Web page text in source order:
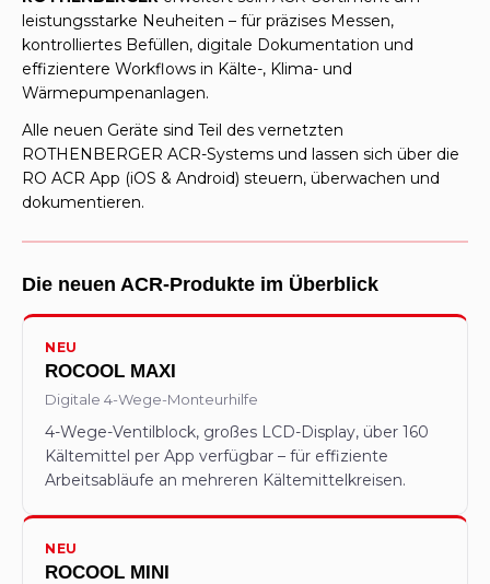
leistungsstarke Neuheiten – für präzises Messen,
kontrolliertes Befüllen, digitale Dokumentation und
effizientere Workflows in Kälte-, Klima- und
Wärmepumpenanlagen.
Alle neuen Geräte sind Teil des vernetzten
ROTHENBERGER ACR-Systems und lassen sich über die
RO ACR App (iOS & Android) steuern, überwachen und
dokumentieren.
Die neuen ACR-Produkte im Überblick
NEU
ROCOOL MAXI
Digitale 4-Wege-Monteurhilfe
4-Wege-Ventilblock, großes LCD-Display, über 160
Kältemittel per App verfügbar – für effiziente
Arbeitsabläufe an mehreren Kältemittelkreisen.
NEU
ROCOOL MINI